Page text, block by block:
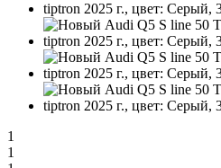
1
1